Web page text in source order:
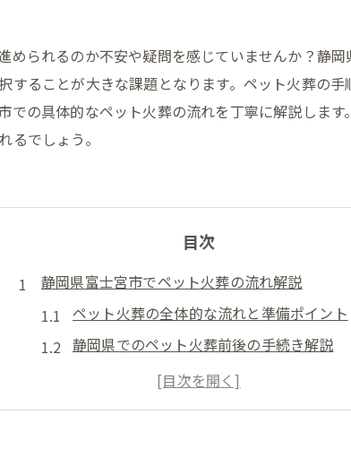
められるのか不安や疑問を感じていませんか？静
することが大きな課題となります。ペット火葬の
での具体的なペット火葬の流れを丁寧に解説しま
るでしょう。
目次
静岡県富士宮市でペット火葬の流れ解説
ペット火葬の全体的な流れと準備ポイント
静岡県でのペット火葬前後の手続き解説
富士宮市で安心できるペット火葬の特徴
ペット火葬の申し込みから見送りまで